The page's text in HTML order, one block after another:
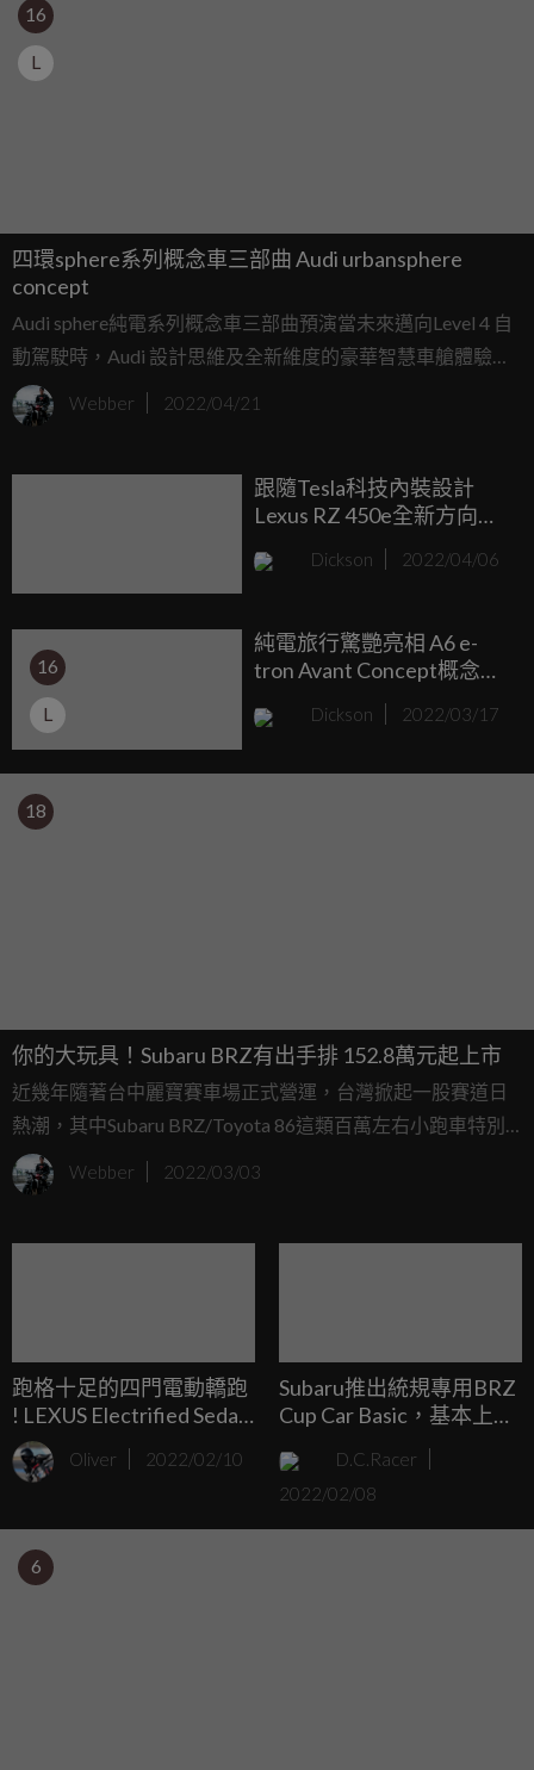
16
L
四環sphere系列概念車三部曲 Audi urbansphere
concept
Audi sphere純電系列概念車三部曲預演當未來邁向Level 4 自
動駕駛時，Audi 設計思維及全新維度的豪華智慧車艙體驗，
繼Audi skysphere、grandsphere concept 概念車後，第三部
曲-Audi urbansphere concept 揭開神秘面紗
Webber 2022/04/21
跟隨Tesla科技內裝設計
Lexus RZ 450e全新方向盤
Dickson 2022/04/06
16
L
純電旅行驚艷亮相 A6 e-
tron Avant Concept概念發
Dickson 2022/03/17
18
你的大玩具！Subaru BRZ有出手排 152.8萬元起上市
近幾年隨著台中麗寶賽車場正式營運，台灣掀起一股賽道日
熱潮，其中Subaru BRZ/Toyota 86這類百萬左右小跑車特別
受到玩家歡迎，全新大改款BRZ隨即也在總代理意美汽車安
排下，於2021年底預售開跑，且在今天（3/3）正式宣佈上
Webber 2022/03/03
跑格十足的四門電動轎跑
! LEXUS Electrified Sedan
Concept新世代概念車亮
相
Oliver 2022/02/10
Subaru推出統規專用BRZ
Cup Car Basic，基本上就
D.C.Racer
2022/02/08
6